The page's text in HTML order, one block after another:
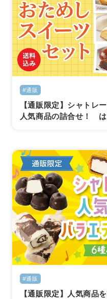
#通販
【通販限定】シャトレ
人気商品の詰合せ！ は
#通販
【通販限定】人気商品